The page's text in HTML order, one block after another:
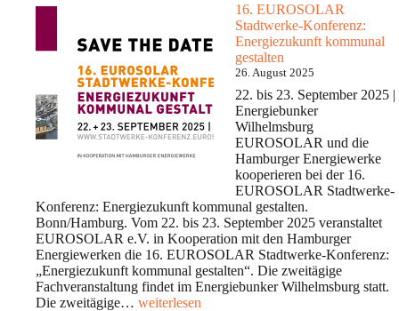
2025
ins
Zentrum
16. EUROSOLAR
Stadtwerke-Konferenz:
Energiezukunft kommunal
gestalten
26. August 2025
22. bis 23. September 2025 |
Energiebunker
Wilhelmsburg
EUROSOLAR und die
Hamburger Energiewerke
kooperieren bei der 16.
EUROSOLAR Stadtwerke-
Konferenz: Energiezukunft kommunal gestalten.
Bonn/Hamburg. Vom 22. bis 23. September 2025 veranstaltet
EUROSOLAR e.V. in Kooperation mit den Hamburger
Energiewerken die 16. EUROSOLAR Stadtwerke-Konferenz:
„Energiezukunft kommunal gestalten“. Die zweitägige
Fachveranstaltung findet im Energiebunker Wilhelmsburg statt.
Die zweitägige… 16.
weiterlesen